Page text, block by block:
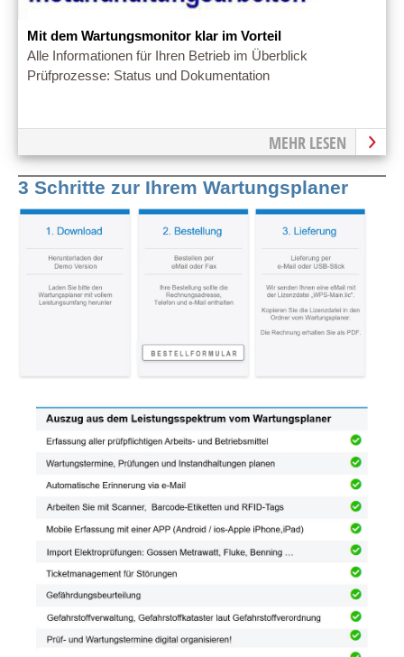
Mit dem Wartungsmonitor klar im Vorteil
Alle Informationen für Ihren Betrieb im Überblick
Prüfprozesse: Status und Dokumentation
MEHR LESEN
3 Schritte zur Ihrem Wartungsplaner